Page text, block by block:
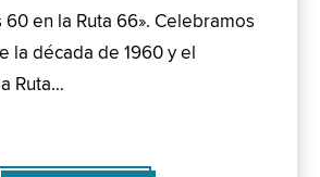
en la Ruta 66». Celebramos
la década de 1960 y el
Ruta…